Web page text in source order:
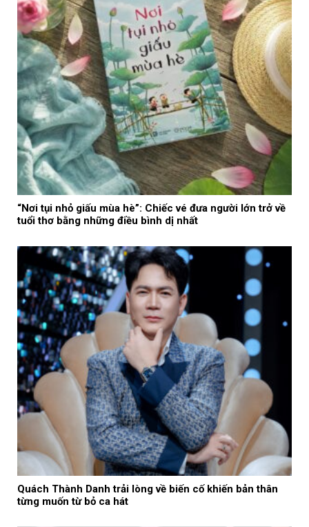
“Nơi tụi nhỏ giấu mùa hè”: Chiếc vé đưa người lớn trở về
tuổi thơ bằng những điều bình dị nhất
Quách Thành Danh trải lòng về biến cố khiến bản thân
từng muốn từ bỏ ca hát